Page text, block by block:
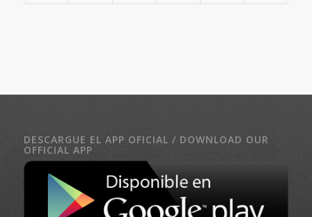
DESCARGUE EL APP OFICIAL / DOWNLOAD OUR
OFFICIAL APP